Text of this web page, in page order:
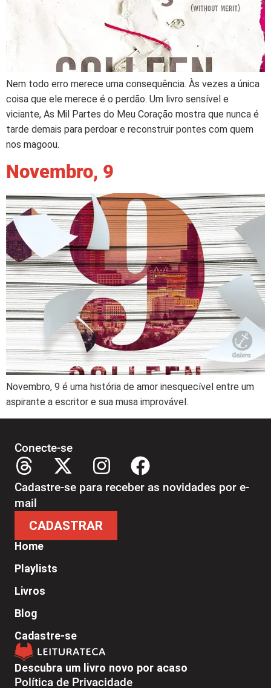
Nem todo erro merece uma consequência. Às vezes a única
coisa que ele merece é o perdão. Um livro sensível e
viciante, As Mil Partes do Meu Coração mostra que nunca é
tarde demais para perdoar e reconstruir pontes com quem
nos magoou.
Novembro, 9
Novembro, 9 é uma história de amor inesquecível entre um
aspirante a escritor e sua musa improvável.
Descubra um livro novo por acaso
Política de Privacidade
Home
Playlists
Livros
Blog
Cadastre-se
Conecte-se
Cadastre-se para receber as novidades por e-
mail
CADASTRAR